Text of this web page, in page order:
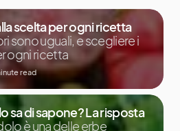
scelta per ogni ricetta
sono uguali, e scegliere i
ogni ricetta
read
sa di sapone? La risposta
è una delle erbe